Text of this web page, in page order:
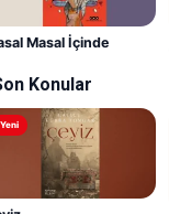
Masal İçinde
Konular
Yeni